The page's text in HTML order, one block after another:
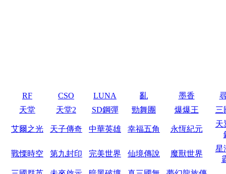
RF CSO LUNA 亂 墨香
天堂
天堂2 SD鋼彈 勁舞團 爆爆王 三
艾爾之光 天子傳奇 中華英雄 幸福五角 永恆紀元
天
戰慄時空 第九封印 完美世界 仙境傳說 魔獸世界
星